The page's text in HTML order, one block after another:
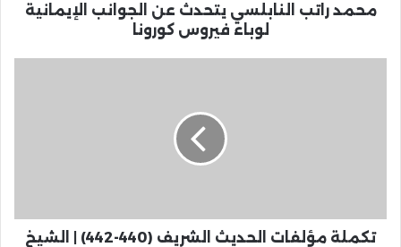
محمد راتب النابلسي يتحدث عن الجوانب الإيمانية
لوباء فيروس كورونا
تكملة مؤلفات الحديث الشريف (440-442) | الشيخ